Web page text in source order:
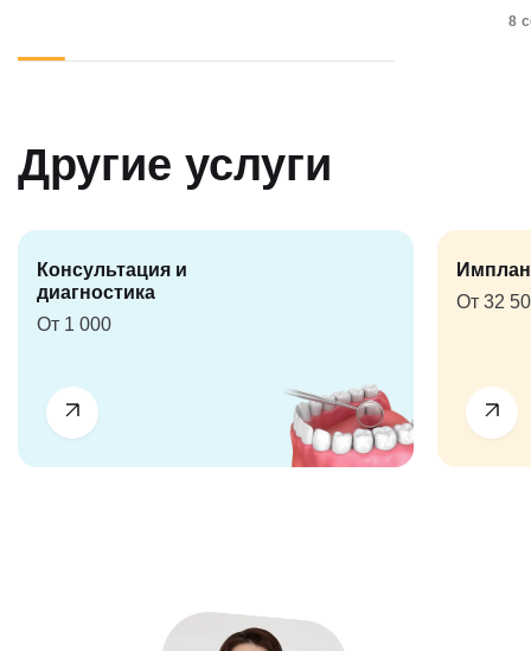
8
Другие услуги
Консультация и
диагностика
От 1 000
От 32